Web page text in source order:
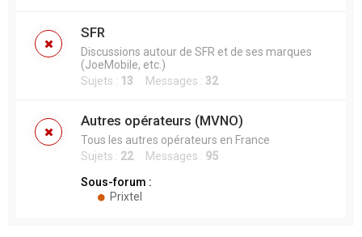
SFR
Discussions autour de SFR et de ses marques
(JoeMobile, etc.)
Sujets : 13 Messages : 32
Autres opérateurs (MVNO)
Tous les autres opérateurs en France
Sujets : 22Messages : 95
Sous-forum :
Prixtel